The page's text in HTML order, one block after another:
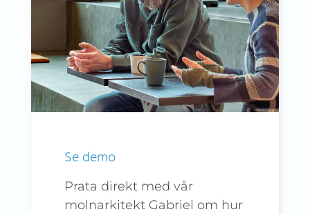
Se demo
Prata direkt med vår
molnarkitekt Gabriel om hur